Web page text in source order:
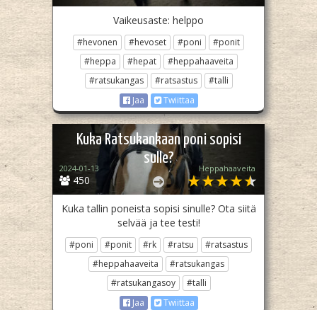
Vaikeusaste: helppo
#hevonen #hevoset #poni
#ponit
#heppa
#hepat
#heppahaaveita
#ratsukangas
#ratsastus
#talli
Jaa
Twiittaa
Kuka Ratsukankaan poni sopisi
sulle?
450
2024-01-13 Heppahaaveita
Kuka tallin poneista sopisi sinulle? Ota siitä
selvää ja tee testi!
#poni #ponit #rk #ratsu
#ratsastus
#heppahaaveita
#ratsukangas
#ratsukangasoy
#talli
Jaa
Twiittaa